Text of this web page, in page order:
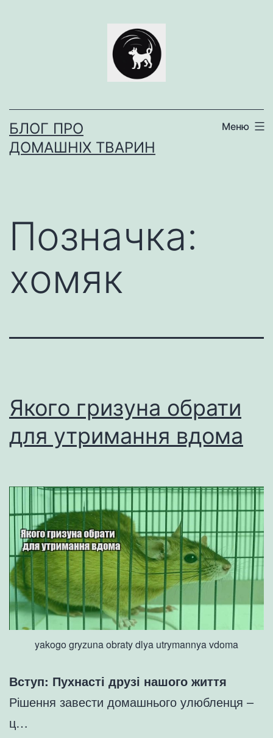
БЛОГ ПРО
ДОМАШНІХ ТВАРИН
Меню
Позначка:
хомяк
Якого гризуна обрати
для утримання вдома
yakogo gryzuna obraty dlya utrymannya vdoma
Вступ: Пухнасті друзі нашого життя
Рішення завести домашнього улюбленця –
ц…